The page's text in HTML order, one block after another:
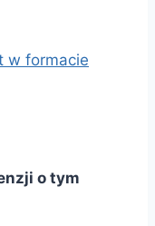
w formacie
o tym